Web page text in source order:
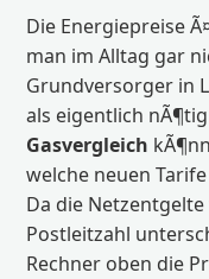
Die Energiepreise
man im Alltag gar
Grundversorger in
als eigentlich
Gasvergleich
welche neuen
Da die
Postleitzahl
Rechner oben die